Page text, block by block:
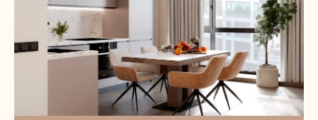
Дизайн-проект трехкомнатной квартиры
Дизайн-проект четырехкомнатной квартиры
Дизайн-проект пятикомнатной квартиры
Дизайн-проект двухуровневой квартиры
Дизайн-проект квартиры для сдачи в аренду
Дизайн-проект квартиры для инвестиций
Дизайн-проект апартаментов